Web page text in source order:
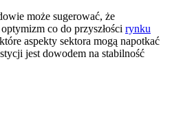
może sugerować, że
co do przyszłości rynku
aspekty sektora mogą napotkać
jest dowodem na stabilność